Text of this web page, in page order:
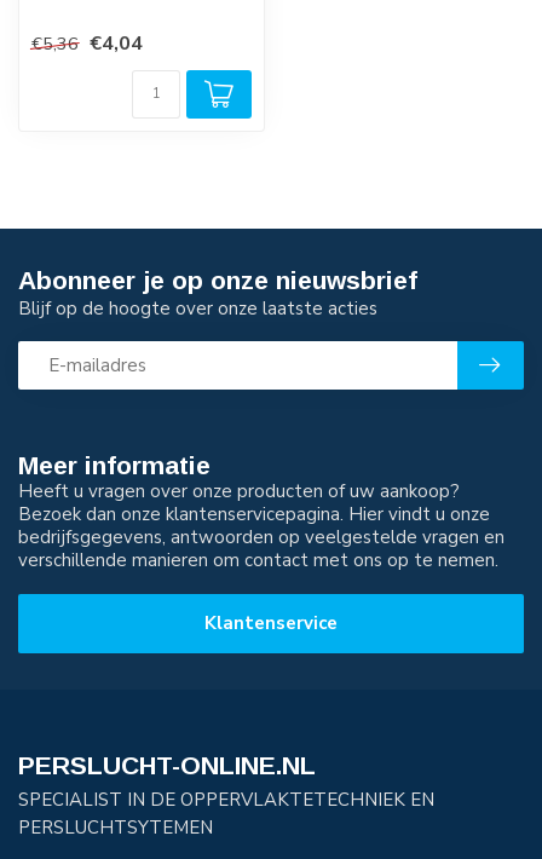
€5,36 €4,04
Meer informatie
Heeft u vragen over onze producten of uw aankoop?
Bezoek dan onze klantenservicepagina. Hier vindt u onze
bedrijfsgegevens, antwoorden op veelgestelde vragen en
verschillende manieren om contact met ons op te nemen.
Klantenservice
Abonneer je op onze nieuwsbrief
Blijf op de hoogte over onze laatste acties
PERSLUCHT-ONLINE.NL
SPECIALIST IN DE OPPERVLAKTETECHNIEK EN
PERSLUCHTSYTEMEN